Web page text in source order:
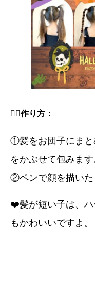
🧛‍♀️作り方：
①髪をお団子にまと
をかぶせて包みます
②ペンで顔を描いた
❤️髪が短い子は、ハ
もかわいいですよ。